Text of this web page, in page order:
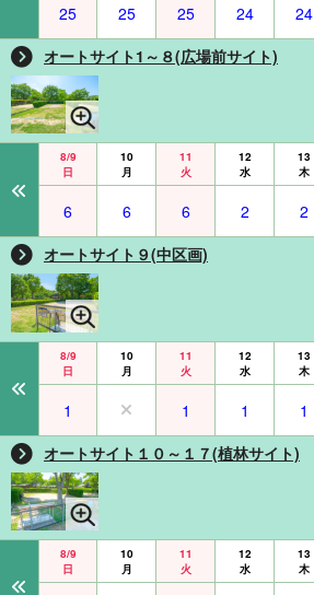
25 25 25 24 24
オートサイト1～８(広場前サイト)
8/9
日
10
月
11
火
12
水
13
木
6 6 6 2 2
オートサイト９(中区画)
8/9
日
10
月
11
火
12
水
13
木
1 1 1 1
オートサイト１０～１７(植林サイト)
8/9
日
10
月
11
火
12
水
13
木